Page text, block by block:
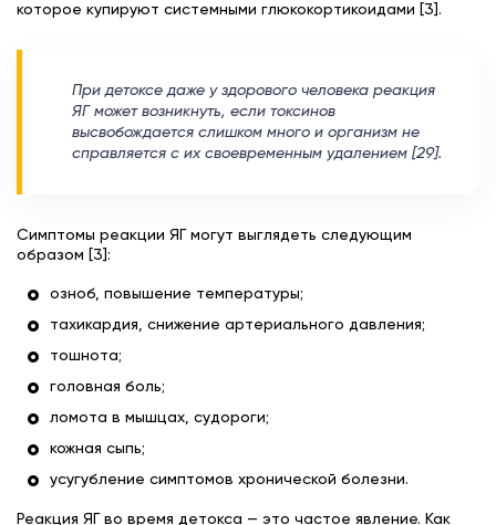
которое купируют системными глюкокортикоидами [3].
При детоксе даже у здорового человека реакция
ЯГ может возникнуть, если токсинов
высвобождается слишком много и организм не
справляется с их своевременным удалением [29].
Симптомы реакции ЯГ могут выглядеть следующим
образом [3]:
озноб, повышение температуры;
тахикардия, снижение артериального давления;
тошнота;
головная боль;
ломота в мышцах, судороги;
кожная сыпь;
усугубление симптомов хронической болезни.
Реакция ЯГ во время детокса — это частое явление. Как